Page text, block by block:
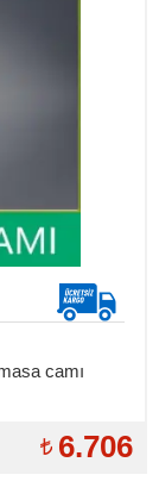
camı
6.706